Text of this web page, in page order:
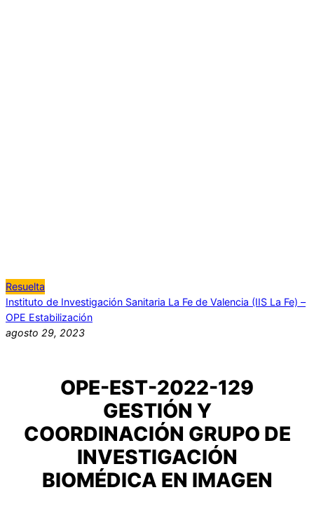
Resuelta
Instituto de Investigación Sanitaria La Fe de Valencia (IIS La Fe) –
OPE Estabilización
agosto 29, 2023
OPE-EST-2022-129
GESTIÓN Y
COORDINACIÓN GRUPO DE
INVESTIGACIÓN
BIOMÉDICA EN IMAGEN